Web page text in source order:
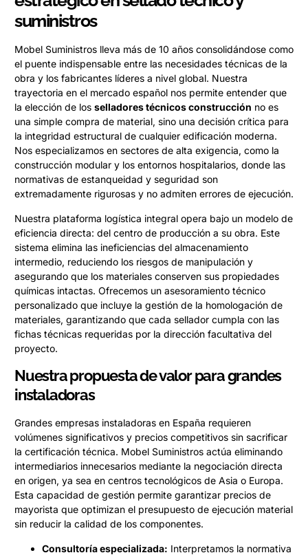
suministros
Mobel Suministros lleva más de 10 años consolidándose como
el puente indispensable entre las necesidades técnicas de la
obra y los fabricantes líderes a nivel global. Nuestra
trayectoria en el mercado español nos permite entender que
la elección de los selladores técnicos construcción no es
una simple compra de material, sino una decisión crítica para
la integridad estructural de cualquier edificación moderna.
Nos especializamos en sectores de alta exigencia, como la
construcción modular y los entornos hospitalarios, donde las
normativas de estanqueidad y seguridad son
extremadamente rigurosas y no admiten errores de ejecución.
Nuestra plataforma logística integral opera bajo un modelo de
eficiencia directa: del centro de producción a su obra. Este
sistema elimina las ineficiencias del almacenamiento
intermedio, reduciendo los riesgos de manipulación y
asegurando que los materiales conserven sus propiedades
químicas intactas. Ofrecemos un asesoramiento técnico
personalizado que incluye la gestión de la homologación de
materiales, garantizando que cada sellador cumpla con las
fichas técnicas requeridas por la dirección facultativa del
proyecto.
Nuestra propuesta de valor para grandes
instaladoras
Grandes empresas instaladoras en España requieren
volúmenes significativos y precios competitivos sin sacrificar
la certificación técnica. Mobel Suministros actúa eliminando
intermediarios innecesarios mediante la negociación directa
en origen, ya sea en centros tecnológicos de Asia o Europa.
Esta capacidad de gestión permite garantizar precios de
mayorista que optimizan el presupuesto de ejecución material
sin reducir la calidad de los componentes.
Consultoría especializada: Interpretamos la normativa